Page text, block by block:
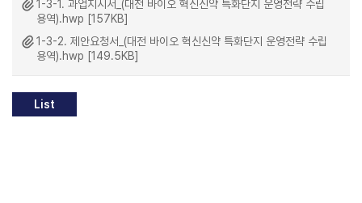
1-3-1. 과업지시서_(대전 바이오 혁신신약 특화단지 운영전략 수립
용역).hwp [157KB]
1-3-2. 제안요청서_(대전 바이오 혁신신약 특화단지 운영전략 수립
용역).hwp [149.5KB]
List